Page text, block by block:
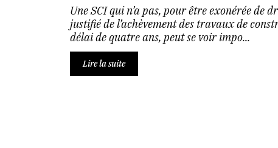
Une SCI qui n’a pas, pour être exonérée de
justifié de l’achèvement des travaux de
délai de quatre ans, peut se voir impo...
Lire la suite